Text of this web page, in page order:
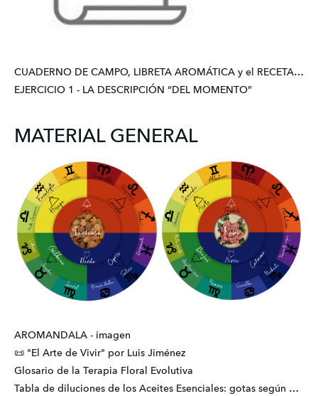
CUADERNO DE CAMPO, LIBRETA AROMÁTICA y el RECETARIO
EJERCICIO 1 - LA DESCRIPCIÓN “DEL MOMENTO”
MATERIAL GENERAL
AROMANDALA - imagen
📜 "El Arte de Vivir" por Luis Jiménez
Glosario de la Terapia Floral Evolutiva
Tabla de diluciones de los Aceites Esenciales: gotas según porcentaje